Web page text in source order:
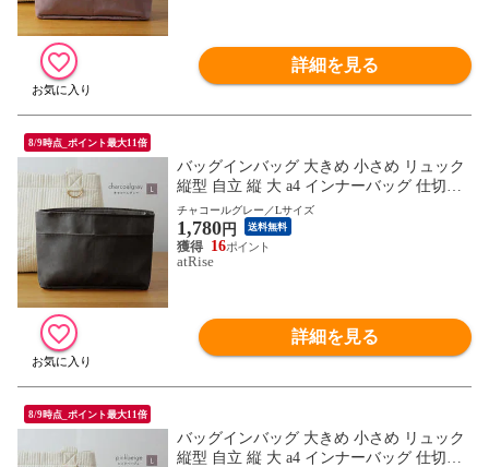
詳細を見る
8/9時点_ポイント最大11倍
バッグインバッグ 大きめ 小さめ リュック
縦型 自立 縦 大 a4 インナーバッグ 仕切り
トート バックインバック 軽量 軽い バッグ
トートバッグ ポリエステル おしゃれ ポー
チ プレゼント ギフト
チャコールグレー／Lサイズ
1,780円 送料無料
16
atRise
詳細を見る
8/9時点_ポイント最大11倍
バッグインバッグ 大きめ 小さめ リュック
縦型 自立 縦 大 a4 インナーバッグ 仕切り